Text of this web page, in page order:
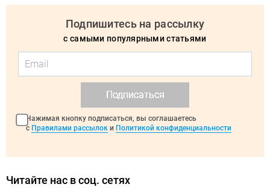
Подпишитесь на рассылку
с самыми популярными статьями
Подписаться
Нажимая кнопку подписаться, вы соглашаетесь
с Правилами рассылок и Политикой конфиденциальности
Читайте нас в соц. сетях